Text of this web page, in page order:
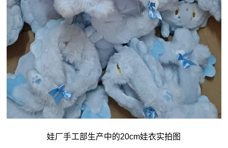
娃厂手工部生产中的20cm娃衣实拍图